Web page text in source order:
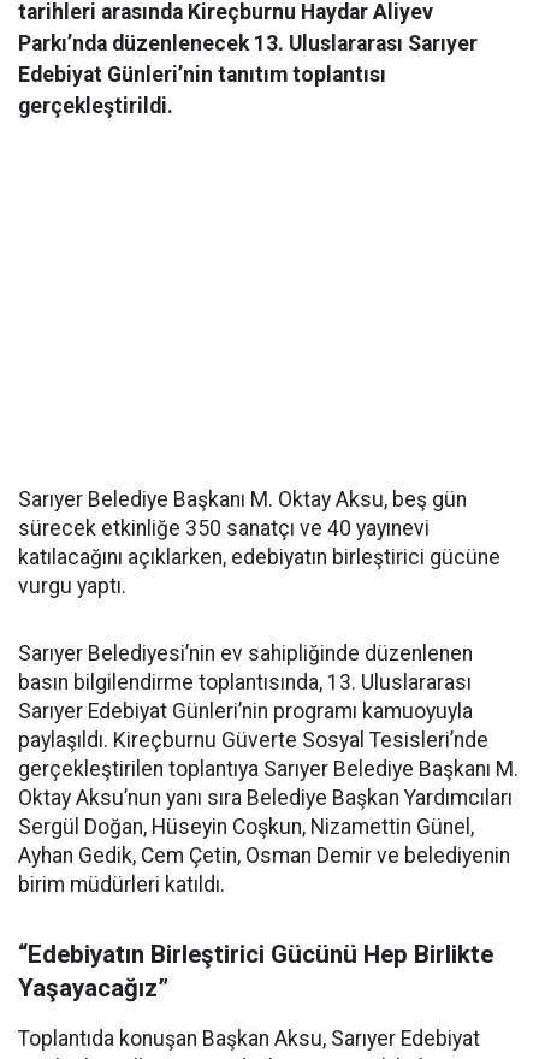
tarihleri arasında Kireçburnu Haydar Aliyev
Parkı’nda düzenlenecek 13. Uluslararası Sarıyer
Edebiyat Günleri’nin tanıtım toplantısı
gerçekleştirildi.
Sarıyer Belediye Başkanı M. Oktay Aksu, beş gün
sürecek etkinliğe 350 sanatçı ve 40 yayınevi
katılacağını açıklarken, edebiyatın birleştirici gücüne
vurgu yaptı.
Sarıyer Belediyesi’nin ev sahipliğinde düzenlenen
basın bilgilendirme toplantısında, 13. Uluslararası
Sarıyer Edebiyat Günleri’nin programı kamuoyuyla
paylaşıldı. Kireçburnu Güverte Sosyal Tesisleri’nde
gerçekleştirilen toplantıya Sarıyer Belediye Başkanı M.
Oktay Aksu’nun yanı sıra Belediye Başkan Yardımcıları
Sergül Doğan, Hüseyin Coşkun, Nizamettin Günel,
Ayhan Gedik, Cem Çetin, Osman Demir ve belediyenin
birim müdürleri katıldı.
“Edebiyatın Birleştirici Gücünü Hep Birlikte
Yaşayacağız”
Toplantıda konuşan Başkan Aksu, Sarıyer Edebiyat